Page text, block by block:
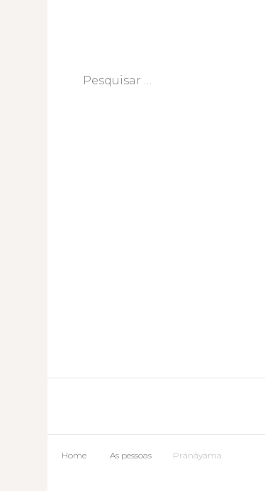
Pesquisar
Home As pessoas Pránáyáma